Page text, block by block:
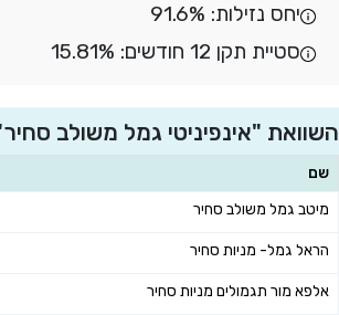
יחס נזילות: 91.6%
סטיית תקן 12 חודשים: 15.81%
השוואת "אינפיניטי גמל משולב
שם
מיטב גמל משולב סחיר
הראל גמל- מניות סחיר
אלפא מור תגמולים מניות סחיר